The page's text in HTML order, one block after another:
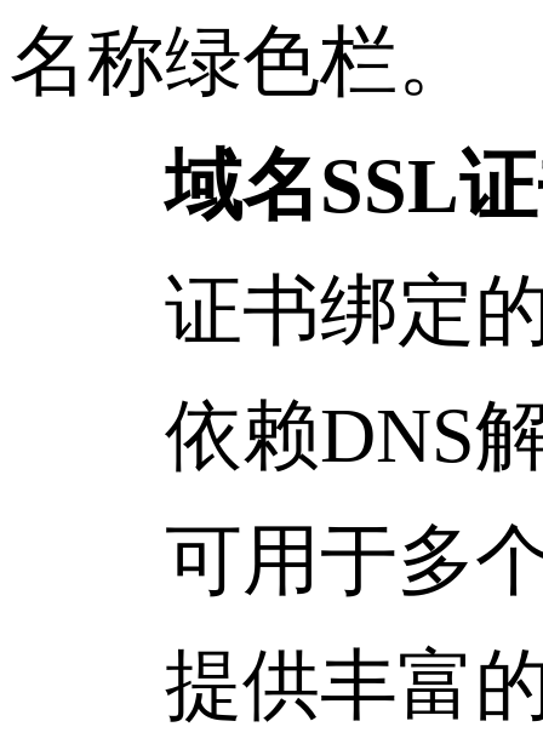
名称绿色栏。
域名SSL
证书绑定的
依赖DNS解
可用于多个
提供丰富的